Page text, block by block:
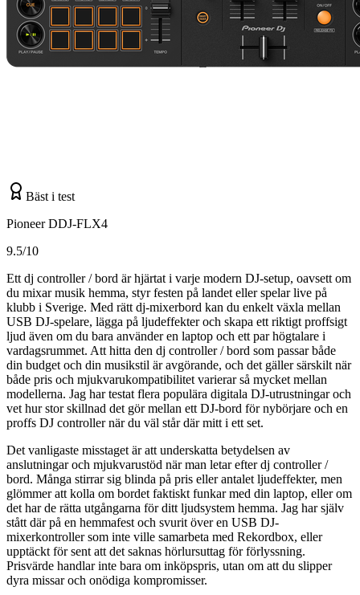
Bäst i test
Pioneer DDJ-FLX4
9.5/10
Ett dj controller / bord är hjärtat i varje modern DJ-setup, oavsett om
du mixar musik hemma, styr festen på landet eller spelar live på
klubb i Sverige. Med rätt dj-mixerbord kan du enkelt växla mellan
USB DJ-spelare, lägga på ljudeffekter och skapa ett riktigt proffsigt
ljud även om du bara använder en laptop och ett par högtalare i
vardagsrummet. Att hitta den dj controller / bord som passar både
din budget och din musikstil är avgörande, och det gäller särskilt när
både pris och mjukvarukompatibilitet varierar så mycket mellan
modellerna. Jag har testat flera populära digitala DJ-utrustningar och
vet hur stor skillnad det gör mellan ett DJ-bord för nybörjare och en
proffs DJ controller när du väl står där mitt i ett set.
Det vanligaste misstaget är att underskatta betydelsen av
anslutningar och mjukvarustöd när man letar efter dj controller /
bord. Många stirrar sig blinda på pris eller antalet ljudeffekter, men
glömmer att kolla om bordet faktiskt funkar med din laptop, eller om
det har de rätta utgångarna för ditt ljudsystem hemma. Jag har själv
stått där på en hemmafest och svurit över en USB DJ-
mixerkontroller som inte ville samarbeta med Rekordbox, eller
upptäckt för sent att det saknas hörlursuttag för förlyssning.
Prisvärde handlar inte bara om inköpspris, utan om att du slipper
dyra missar och onödiga kompromisser.